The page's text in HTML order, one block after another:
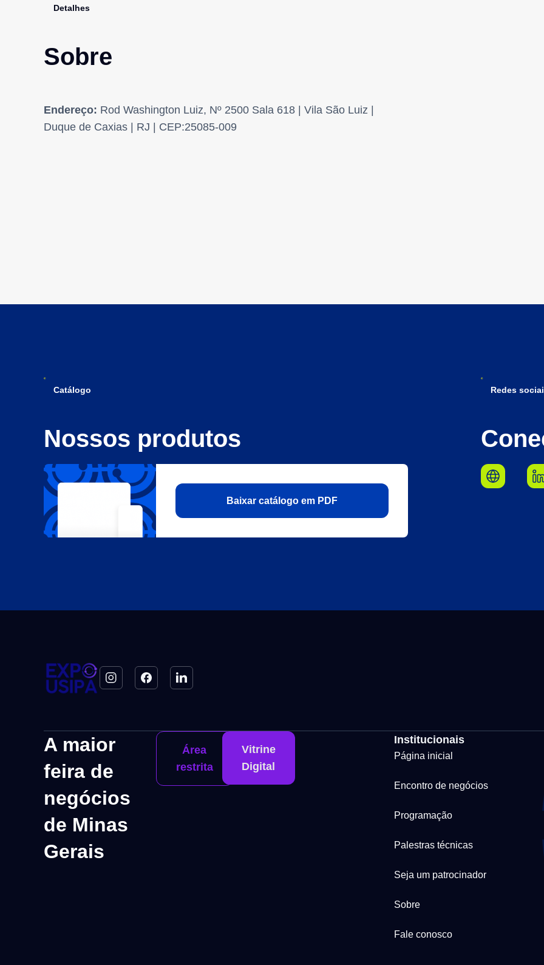
Detalhes
Sobre
Endereço: Rod Washington Luiz, Nº 2500 Sala 618 | Vila São Luiz |
Duque de Caxias | RJ | CEP:25085-009
Catálogo
Nossos produtos
Baixar catálogo em PDF
Redes
A maior
feira de
negócios
de Minas
Gerais
Área
restrita
Vitrine
Digital
Institucionais
Página inicial
Encontro de negócios
Programação
Palestras técnicas
Seja um patrocinador
Sobre
Fale conosco